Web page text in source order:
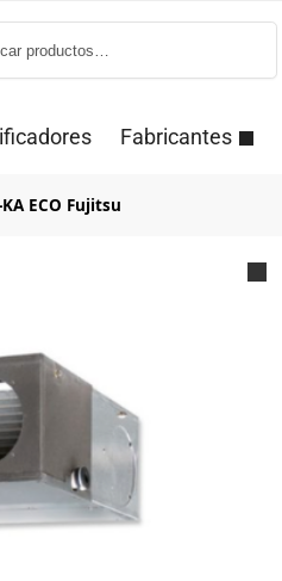
Fabricantes
KA ECO Fujitsu